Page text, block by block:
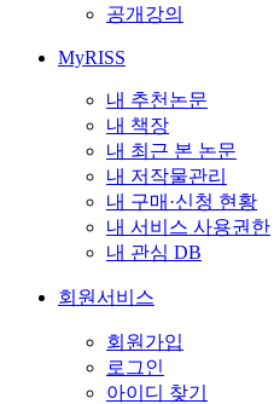
공개강의
MyRISS
내 추천논문
내 책장
내 최근 본 논문
내 저작물관리
내 구매·신청 현황
내 서비스 사용권한
내 관심 DB
회원서비스
회원가입
로그인
아이디 찾기